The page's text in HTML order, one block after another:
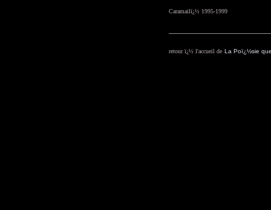
Caramailï¿½ 1995-1999
retour ï¿½ l'accueil de La Poï¿½sie